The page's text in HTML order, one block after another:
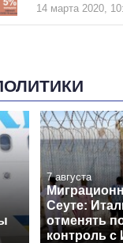
14 марта 2020,
7 августа
Сеуте:
отменять
контроль с